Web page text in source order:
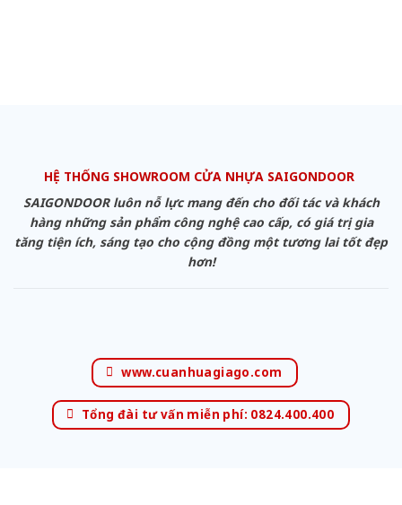
HỆ THỐNG SHOWROOM CỬA NHỰA SAIGONDOOR
SAIGONDOOR luôn nỗ lực mang đến cho đối tác và khách
hàng những sản phẩm công nghệ cao cấp, có giá trị gia
tăng tiện ích, sáng tạo cho cộng đồng một tương lai tốt đẹp
hơn!
www.cuanhuagiago.com
Tổng đài tư vấn miễn phí: 0824.400.400